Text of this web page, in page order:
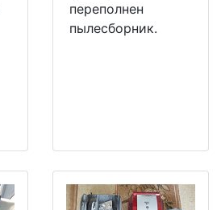
переполнен
пылесборник.